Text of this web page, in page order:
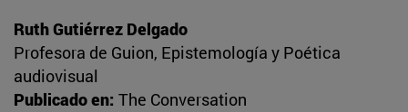
Ruth Gutiérrez Delgado
Profesora de Guion, Epistemología y Poética
audiovisual
Publicado en: The Conversation